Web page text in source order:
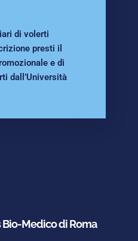
di volerti
presti il
e di
dall’Università
Medico di Roma